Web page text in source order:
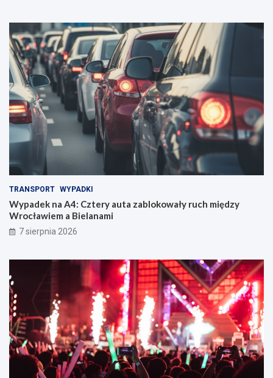
TRANSPORT WYPADKI
Wypadek na A4: Cztery auta zablokowały ruch między
Wrocławiem a Bielanami
7 sierpnia 2026